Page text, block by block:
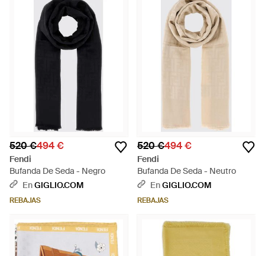
520 €494 €
Fendi
Bufanda De Seda - Negro
EnGIGLIO.COM
REBAJAS
520 €494 €
Fendi
Bufanda De Seda - Neutro
EnGIGLIO.COM
REBAJAS